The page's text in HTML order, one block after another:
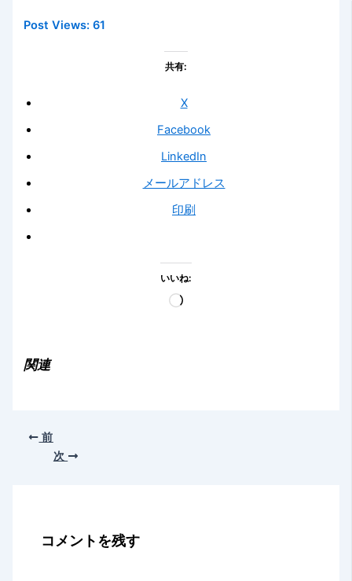
Post Views: 61
共有:
X
Facebook
LinkedIn
メールアドレス
印刷
いいね:
読
関連
前
次
コメントを残す